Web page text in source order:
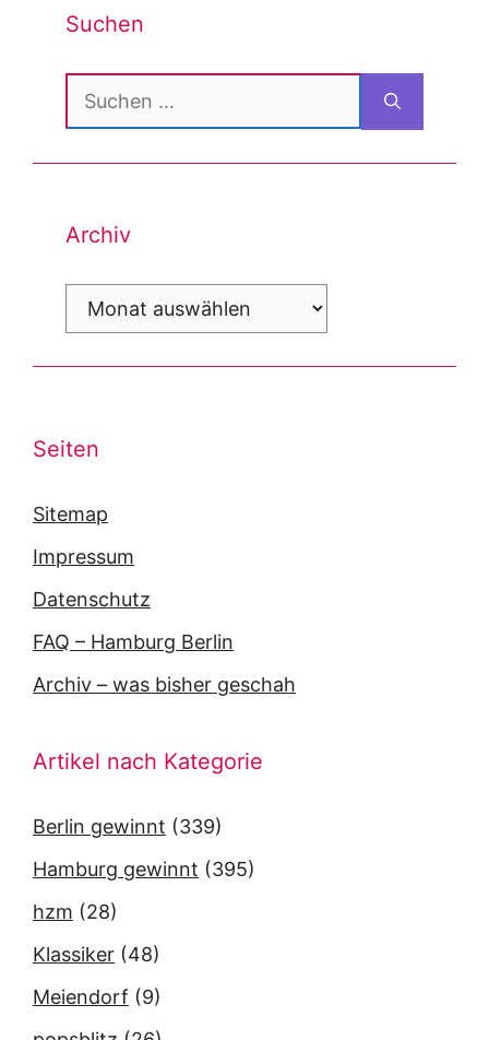
Suchen
Suchen
nach:
Archiv
Archiv
Seiten
Sitemap
Impressum
Datenschutz
FAQ – Hamburg Berlin
Archiv – was bisher geschah
Artikel nach Kategorie
Berlin gewinnt (339)
Hamburg gewinnt (395)
hzm (28)
Klassiker (48)
Meiendorf (9)